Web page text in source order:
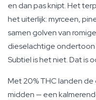
en dan pas knipt. Het
het uiterlijk: myrceen,
samen golven van
dieselachtige
Subtiel is het niet. Dat is
Met 20% THC landen
midden — een